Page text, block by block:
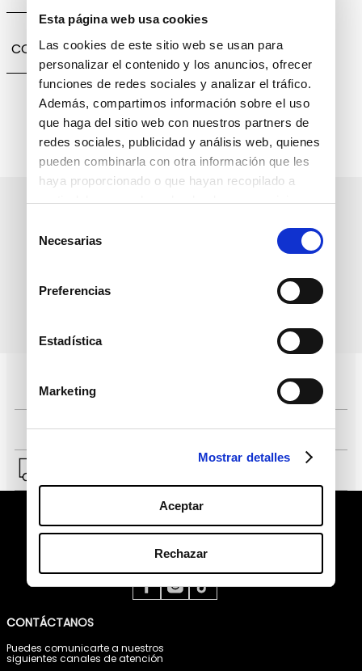
Esta página web usa cookies
Las cookies de este sitio web se usan para
personalizar el contenido y los anuncios, ofrecer
funciones de redes sociales y analizar el tráfico.
Además, compartimos información sobre el uso
que haga del sitio web con nuestros partners de
redes sociales, publicidad y análisis web, quienes
pueden combinarla con otra información que les
haya proporcionado o que hayan recopilado a
partir del uso que haya hecho de sus servicios.
deNecesarias
Preferencias
Estadística
Marketing
Mostrar detalles
Aceptar
Rechazar
COMPARTIR
datos personales
Pagos 100% seguros, página certificada
Comprar fácil en solo 4 pasos
CONTÁCTANOS
Puedes comunicarte a nuestros
siguientes canales de atención